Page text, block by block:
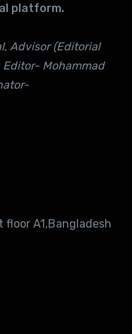
platform.
Advisor (Editorial
Mohammad
floor A1,Bangladesh